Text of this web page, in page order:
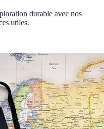
durable avec nos
utiles.